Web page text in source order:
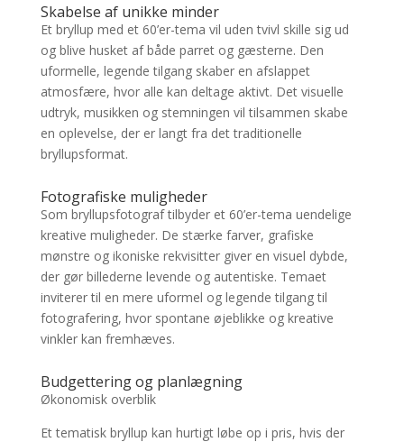
Skabelse af unikke minder
Et bryllup med et 60’er-tema vil uden tvivl skille sig ud
og blive husket af både parret og gæsterne. Den
uformelle, legende tilgang skaber en afslappet
atmosfære, hvor alle kan deltage aktivt. Det visuelle
udtryk, musikken og stemningen vil tilsammen skabe
en oplevelse, der er langt fra det traditionelle
bryllupsformat.
Fotografiske muligheder
Som bryllupsfotograf tilbyder et 60’er-tema uendelige
kreative muligheder. De stærke farver, grafiske
mønstre og ikoniske rekvisitter giver en visuel dybde,
der gør billederne levende og autentiske. Temaet
inviterer til en mere uformel og legende tilgang til
fotografering, hvor spontane øjeblikke og kreative
vinkler kan fremhæves.
Budgettering og planlægning
Økonomisk overblik
Et tematisk bryllup kan hurtigt løbe op i pris, hvis der